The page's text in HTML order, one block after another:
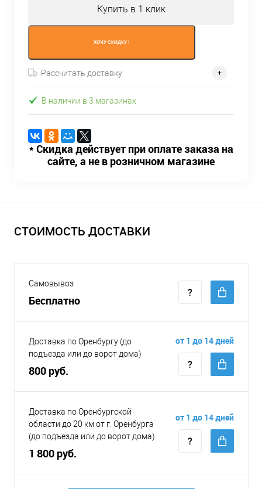
Купить в 1 клик
ХОЧУ СКИДКУ !
Рассчитать доставку
В наличии в 3 магазинах
* Скидка действует при оплате заказа на
сайте, а не в розничном магазине
СТОИМОСТЬ ДОСТАВКИ
Самовывоз
Бесплатно
Доставка по Оренбургу (до
подъезда или до ворот дома)
800 руб.
от 1 до 14 дней
Доставка по Оренбургской
области до 20 км от г. Оренбурга
(до подъезда или до ворот дома)
1 800 руб.
от 1 до 14 дней